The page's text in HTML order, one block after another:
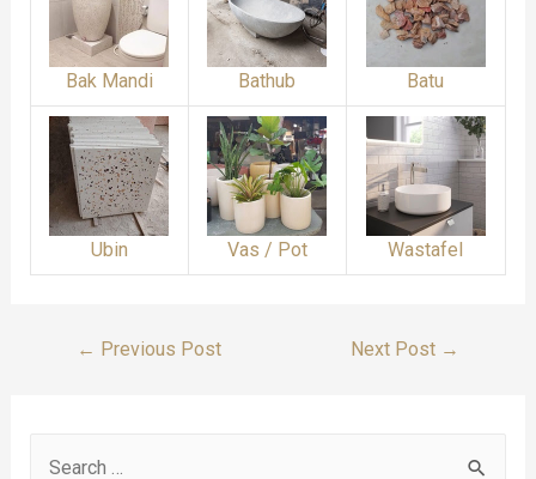
Bak Mandi Bathub Batu
Ubin Vas / Pot Wastafel
Post
← Previous Post Next Post →